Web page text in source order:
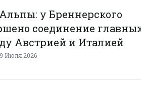
у Бреннерского
соединение
Австрией и Италией
Июля 2026